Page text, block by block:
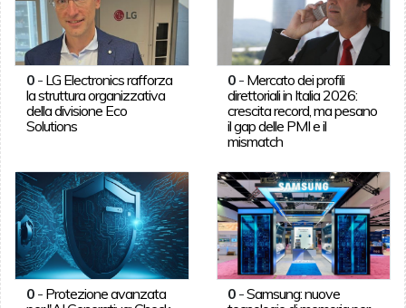
0- LG Electronics rafforza
la struttura organizzativa
della divisione Eco
Solutions
0 - Mercato dei profili
direttoriali in Italia 2026:
crescita record, ma pesano
il gap delle PMI e il
mismatch
0- Protezione avanzata
0 -Samsung: nuove